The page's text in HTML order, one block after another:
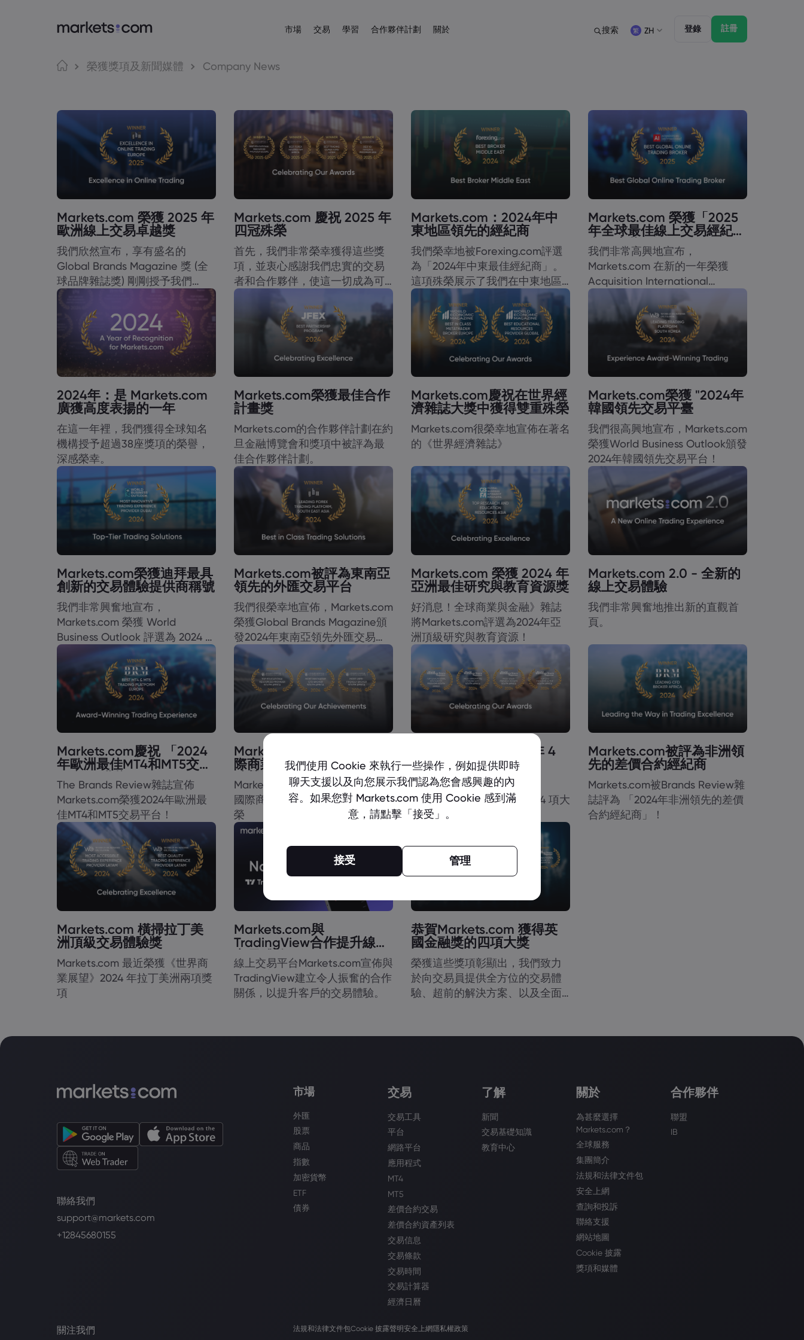
市場
加密貨幣 ETF
債券
交易
交易平台
MT5
Trading Central
商品利潤計算器
外匯利潤計算器
經濟日曆
外匯熱圖
交易時間
到期日
每周到期展期
學習
非農指數
合作夥伴計劃 關於
Markets.com 簡介
獎項和媒體
投訴
搜索 ZH
語言
Deutsch Español Español
Spanish (Spain)
Français Dansk Italiano
Nederlands
Dutch
العربية
Arabic
Svenka
Swedish Vietnamese
ภาษาไทย
Thai
繁體中文
Traditional Chinese
简体中文
Simplified Chinese
Tagalog
Tagalog
Português
Portuguese
Bahasa Indonesia
English (BVI)
登錄 註冊
榮獲獎項及新聞媒體 Company News
Markets.com 榮獲 2025 年
歐洲線上交易卓越獎
我們欣然宣布，享有盛名的
Global Brands Magazine 獎 (全
球品牌雜誌獎) 剛剛授予我們
「2025 年歐洲線上交易卓越
Markets.com 慶祝 2025 年
四冠殊榮
首先，我們非常榮幸獲得這些獎
項，並衷心感謝我們忠實的交易
者和合作夥伴，使這一切成為可
能。
Markets.com：2024年中
東地區領先的經紀商
我們榮幸地被Forexing.com評選
為「2024年中東最佳經紀商」。
這項殊榮展示了我們在中東地區
的努力成果。
Markets.com 榮獲「2025
年全球最佳線上交易經紀
商」大獎！
我們非常高興地宣布，
Markets.com 在新的一年榮獲
Acquisition International
Magazine 頒發的「2025年全球
最佳線上交易經紀商」大獎！
2024年：是 Markets.com
廣獲高度表揚的一年
在這一年裡，我們獲得全球知名
機構授予超過38座獎項的榮譽，
深感榮幸。
Markets.com榮獲最佳合作
計畫獎
Markets.com的合作夥伴計劃在約
旦金融博覽會和獎項中被評為最
佳合作夥伴計劃。
Markets.com慶祝在世界經
濟雜誌大獎中獲得雙重殊榮
Markets.com很榮幸地宣佈在著名
的《世界經濟雜誌》
Markets.com榮獲 "2024年
韓國領先交易平臺
我們很高興地宣布，Markets.com
榮獲World Business Outlook頒發
2024年韓國領先交易平台！
Markets.com榮獲迪拜最具
創新的交易體驗提供商稱號
我們非常興奮地宣布，
Markets.com 榮獲 World
Business Outlook 評選為 2024 年
杜拜最具創新交易體驗供應商！
Markets.com被評為東南亞
領先的外匯交易平台
我們很榮幸地宣佈，Markets.com
榮獲Global Brands Magazine頒
發2024年東南亞領先外匯交易平
台的稱號！
Markets.com 榮獲 2024 年
亞洲最佳研究與教育資源獎
好消息！全球商業與金融》雜誌
將Markets.com評選為2024年亞
洲頂級研究與教育資源！
Markets.com 2.0 - 全新的
線上交易體驗
我們非常興奮地推出新的直觀首
頁。
Markets.com慶祝 「2024
年歐洲最佳MT4和MT5交易
平台 」獲獎！
The Brands Review雜誌宣佈
Markets.com榮獲2024年歐洲最
佳MT4和MT5交易平台！
Markets.com慶祝在南非國
際商業雜誌大獎中獲得三項
殊榮
Markets.com很榮幸地宣布在南非
國際商業雜誌大獎中榮獲三項殊
榮
Markets.com 榮獲南非 4
項主要交易大獎
Markets.com 榮獲 World
Business Stars 雜誌頒發的 4 項大
獎
Markets.com被評為非洲領
先的差價合約經紀商
Markets.com被Brands Review雜
誌評為 「2024年非洲領先的差價
合約經紀商」！
Markets.com 橫掃拉丁美
洲頂級交易體驗獎
Markets.com 最近榮獲《世界商
業展望》2024 年拉丁美洲兩項獎
項
Markets.com與
TradingView合作提升線上
交易體驗
線上交易平台Markets.com宣佈與
TradingView建立令人振奮的合作
關係，以提升客戶的交易體驗。
恭賀Markets.com 獲得英
國金融獎的四項大獎
榮獲這些獎項彰顯出，我們致力
於向交易員提供全方位的交易體
驗、超前的解決方案、以及全面
聯絡我們
support@markets.com
+12845680155
市場
外匯
股票
商品
指數
加密貨幣
ETF
債券
交易
交易工具
平台
網路平台
應用程式
MT4
MT5
差價合約交易
差價合約資產列表
交易信息
交易條款
交易時間
交易計算器
經濟日曆
了解
新聞
交易基礎知識
教育中心
關於
為甚麼選擇
Markets.com？
全球服務
集團簡介
法規和法律文件包
安全上網
查詢和投訴
聯絡支援
網站地圖
Cookie 披露
獎項和媒體
合作夥伴
聯盟
IB
關注我們 法規和法律文件包Cookie 披露聲明安全上網隱私權政策
我們使用 Cookie 來執行一些操作，例如提供即時
聊天支援以及向您展示我們認為您會感興趣的內
容。如果您對 Markets.com 使用 Cookie 感到滿
意，請點擊「接受」。
接受 管理